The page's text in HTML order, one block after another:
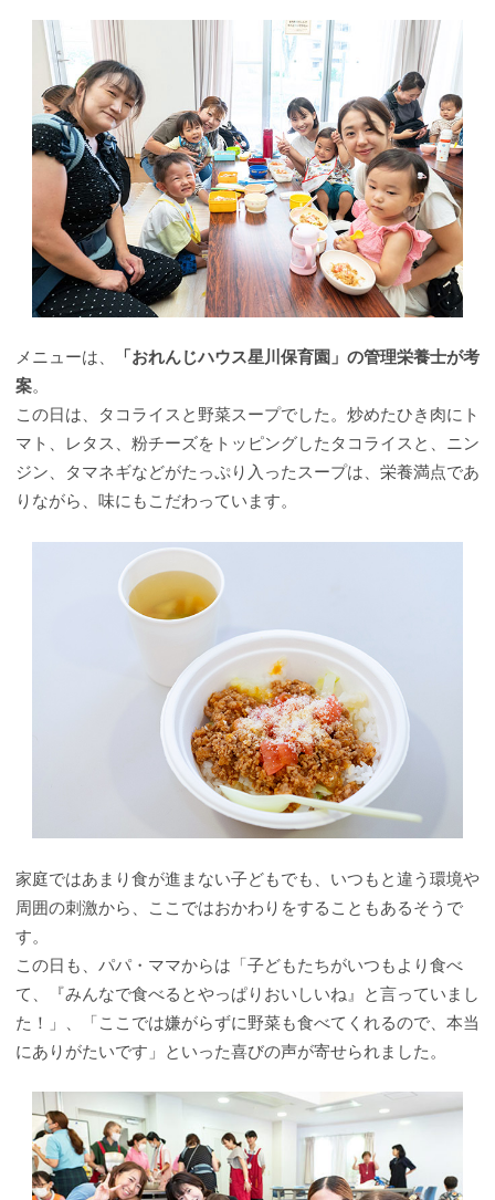
メニューは、
「おれんじハウス星川保育園」の管理栄養士が考
案。
この日は、タコライスと野菜スープでした。炒めたひき肉にト
マト、レタス、粉チーズをトッピングしたタコライスと、ニン
ジン、タマネギなどがたっぷり入ったスープは、栄養満点であ
りながら、味にもこだわっています。
家庭ではあまり食が進まない子どもでも、いつもと違う環境や
周囲の刺激から、ここではおかわりをすることもあるそうで
す。
この日も、パパ・ママからは「子どもたちがいつもより食べ
て、『みんなで食べるとやっぱりおいしいね』と言っていまし
た！」、「ここでは嫌がらずに野菜も食べてくれるので、本当
にありがたいです」といった喜びの声が寄せられました。